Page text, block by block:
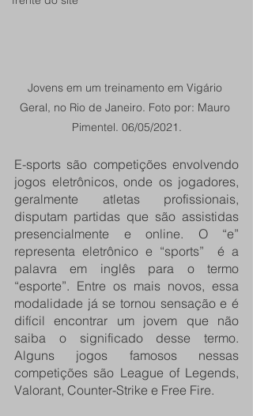
Jovens em um treinamento em Vigário
Geral, no Rio de Janeiro. Foto por: Mauro
Pimentel. 06/05/2021.
E-sports são competições envolvendo
jogos eletrônicos, onde os jogadores,
geralmente atletas profissionais,
disputam partidas que são assistidas
presencialmente e online. O “e”
representa eletrônico e “sports”  é a
palavra em inglês para o termo
“esporte”. Entre os mais novos, essa
modalidade já se tornou sensação e é
difícil encontrar um jovem que não
saiba o significado desse termo.
Alguns jogos famosos nessas
competições são League of Legends,
Valorant, Counter-Strike e Free Fire.